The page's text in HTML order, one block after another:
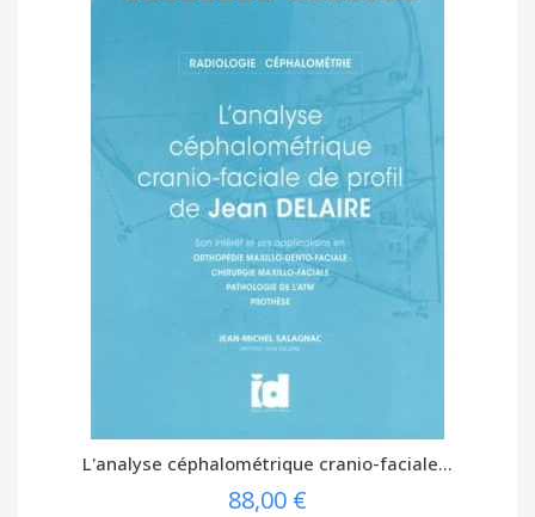
L'analyse céphalométrique cranio-faciale...
88,00 €